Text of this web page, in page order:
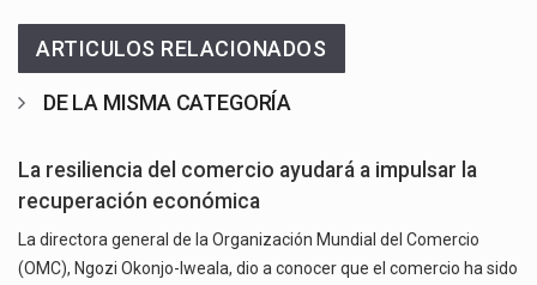
ARTICULOS RELACIONADOS
DE LA MISMA CATEGORÍA
La resiliencia del comercio ayudará a impulsar la
recuperación económica
La directora general de la Organización Mundial del Comercio
(OMC), Ngozi Okonjo-Iweala, dio a conocer que el comercio ha sido